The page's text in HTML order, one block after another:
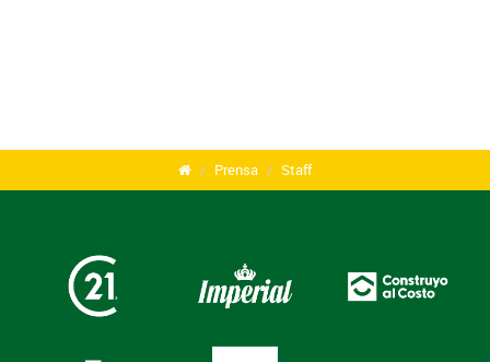
Prensa Staff